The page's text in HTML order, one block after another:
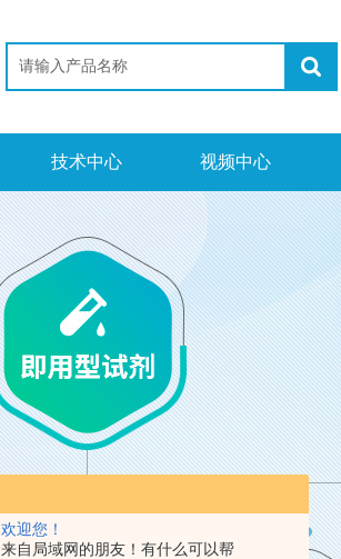
欢迎您！
来自局域网的朋友！有什么可以帮
技术中心 视频中心